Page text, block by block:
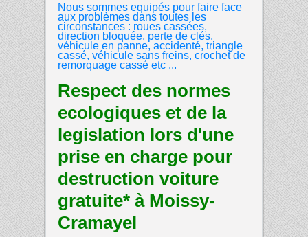
Nous sommes equipés pour faire face
aux problèmes dans toutes les
circonstances : roues cassées,
direction bloquée, perte de clés,
véhicule en panne, accidenté, triangle
cassé, véhicule sans freins, crochet de
remorquage cassé etc ...
Respect des normes
ecologiques et de la
legislation lors d'une
prise en charge pour
destruction voiture
gratuite* à Moissy-
Cramayel